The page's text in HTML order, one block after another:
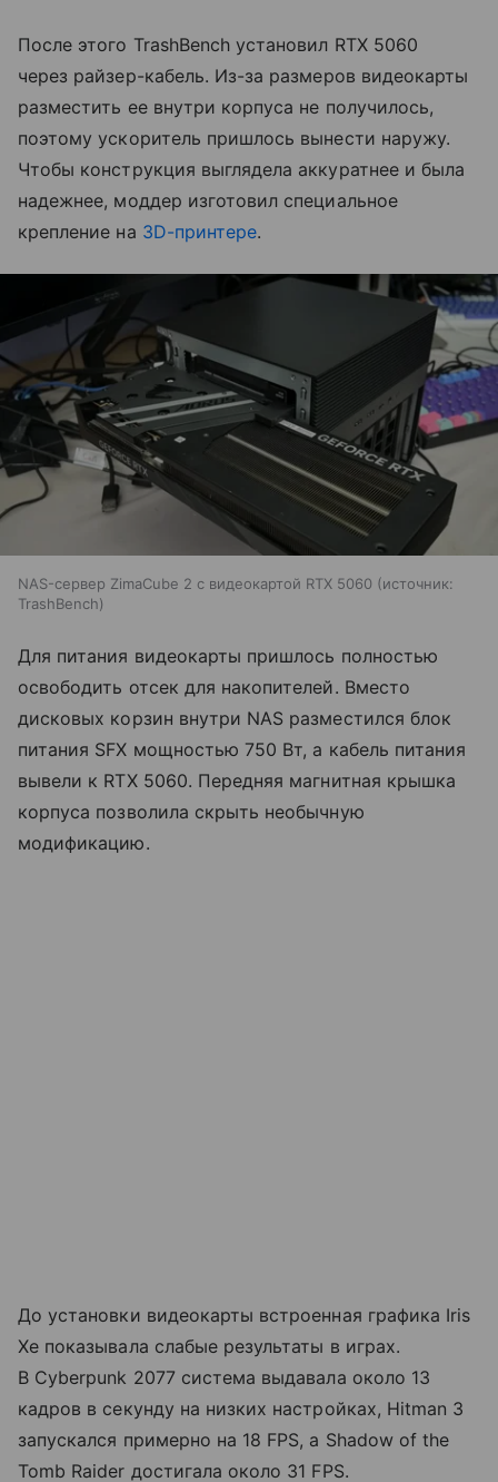
После этого TrashBench установил RTX 5060
через райзер-кабель. Из-за размеров видеокарты
разместить ее внутри корпуса не получилось,
поэтому ускоритель пришлось вынести наружу.
Чтобы конструкция выглядела аккуратнее и была
надежнее, моддер изготовил специальное
крепление на 3D-принтере.
NAS-сервер ZimaCube 2 с видеокартой RTX 5060
источник:
TrashBench
Для питания видеокарты пришлось полностью
освободить отсек для накопителей. Вместо
дисковых корзин внутри NAS разместился блок
питания SFX мощностью 750 Вт, а кабель питания
вывели к RTX 5060. Передняя магнитная крышка
корпуса позволила скрыть необычную
модификацию.
До установки видеокарты встроенная графика Iris
Xe показывала слабые результаты в играх.
В Cyberpunk 2077 система выдавала около 13
кадров в секунду на низких настройках, Hitman 3
запускался примерно на 18 FPS, а Shadow of the
Tomb Raider достигала около 31 FPS.